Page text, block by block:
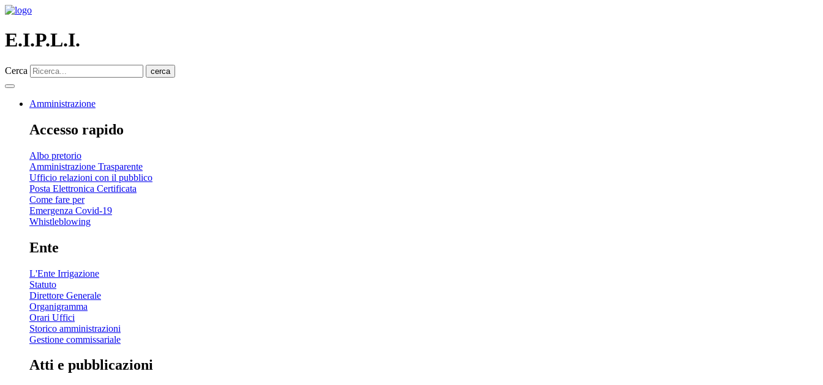
E.I.P.L.I.
Cerca cerca
Amministrazione
Accesso rapido
Albo pretorio
Amministrazione Trasparente
Ufficio relazioni con il pubblico
Posta Elettronica Certificata
Come fare per
Emergenza Covid-19
Whistleblowing
Ente
L'Ente Irrigazione
Statuto
Direttore Generale
Organigramma
Orari Uffici
Storico amministrazioni
Gestione commissariale
Atti e pubblicazioni